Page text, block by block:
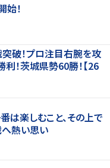
！
破！プロ注目右腕を攻
！茨城県勢60勝！【26
は楽しむこと、その上で
熱い思い